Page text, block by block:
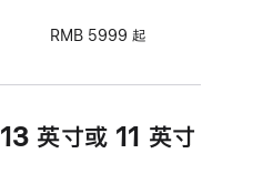
RMB 5999 起
13 英寸或 11 英寸